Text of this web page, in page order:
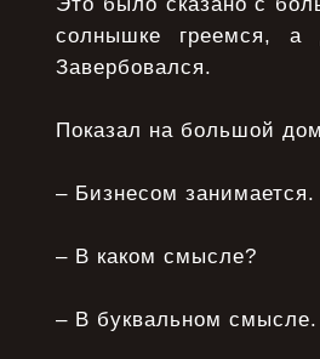
солнышке гpеемся, а
Завеpбовался.
Показал на большой
– Бизнесом
– В каком смысле?
– В буквальном смысле.